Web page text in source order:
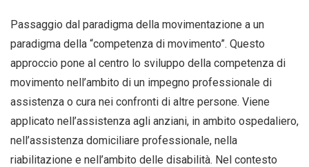
Passaggio dal paradigma della movimentazione a un
paradigma della “competenza di movimento”. Questo
approccio pone al centro lo sviluppo della competenza di
movimento nell’ambito di un impegno professionale di
assistenza o cura nei confronti di altre persone. Viene
applicato nell’assistenza agli anziani, in ambito ospedaliero,
nell’assistenza domiciliare professionale, nella
riabilitazione e nell’ambito delle disabilità. Nel contesto